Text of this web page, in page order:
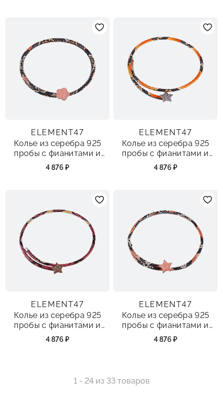
ELEMENT47
Колье из серебра 925
пробы с фианитами и
кожей
4 876 ₽
ELEMENT47
Колье из серебра 925
пробы с фианитами и
кожей
4 876 ₽
ELEMENT47
Колье из серебра 925
пробы с фианитами и
кожей
4 876 ₽
ELEMENT47
Колье из серебра 925
пробы с фианитами и
кожей
4 876 ₽
1 - 24 из 33 товаров